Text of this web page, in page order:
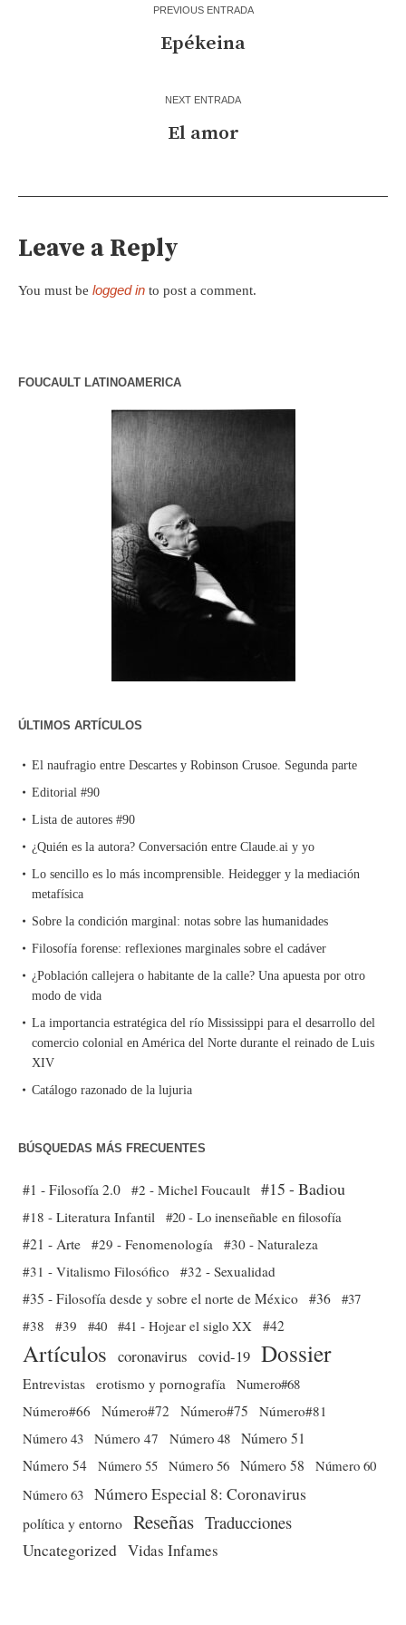
PREVIOUS ENTRADA
Epékeina
NEXT ENTRADA
El amor
Leave a Reply
You must be logged in to post a comment.
FOUCAULT LATINOAMERICA
ÚLTIMOS ARTÍCULOS
El naufragio entre Descartes y Robinson Crusoe. Segunda parte
Editorial #90
Lista de autores #90
¿Quién es la autora? Conversación entre Claude.ai y yo
Lo sencillo es lo más incomprensible. Heidegger y la mediación
metafísica
Sobre la condición marginal: notas sobre las humanidades
Filosofía forense: reflexiones marginales sobre el cadáver
¿Población callejera o habitante de la calle? Una apuesta por otro
modo de vida
La importancia estratégica del río Mississippi para el desarrollo del
comercio colonial en América del Norte durante el reinado de Luis
XIV
Catálogo razonado de la lujuria
BÚSQUEDAS MÁS FRECUENTES
#1 - Filosofía 2.0 #2 - Michel Foucault #15 - Badiou
#18 - Literatura Infantil #20 - Lo inenseñable en filosofía
#21 - Arte #29 - Fenomenología
#30 - Naturaleza
#31 - Vitalismo Filosófico
#32 - Sexualidad
#35 - Filosofía desde y sobre el norte de México #36 #37
#38
#39 #40 #41 - Hojear el siglo XX #42
Artículos coronavirus covid-19 Dossier
Entrevistas erotismo y pornografía
Numero#68
Número#66
Número#72 Número#75
Número#81
Número 43 Número 47 Número 48 Número 51
Número 54 Número 55 Número 56 Número 58
Número 60
Número 63 Número Especial 8: Coronavirus
política y entorno Reseñas Traducciones
Uncategorized Vidas Infames